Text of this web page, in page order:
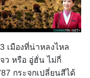
เมืองที่น่าหลงไหล
ว หรือ อู่ฮั่น ไม่กี่
กระจกเปลี่ยนสีได้